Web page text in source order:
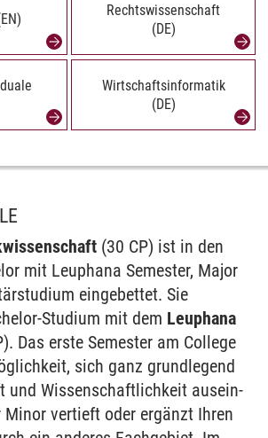
Rechtswissenschaft
(DE)
Wirtschaftsinformatik
(DE)
(30 CP) ist in den
mit Leu­pha­na Se­mes­ter, Major
ein­ge­bet­tet. Sie
Studium mit dem Leuphana
Das erste Semester am College
sich ganz grund­le­gend
und Wis­sen­schaft­lich­keit aus­ein­
Minor vertieft oder ergänzt Ihren